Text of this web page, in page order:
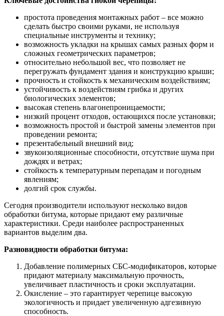
простота проведения монтажных работ – все можно
сделать быстро своими руками, не используя
специальные инструменты и технику;
возможность укладки на крышах самых разных форм и
сложных геометрических параметров;
относительно небольшой вес, что позволяет не
перегружать фундамент здания и конструкцию крыши;
прочность и стойкость к механическим воздействиям;
устойчивость к воздействиям грибка и других
биологических элементов;
высокая степень влагонепроницаемости;
низкий процент отходов, остающихся после установки;
возможность простой и быстрой замены элементов при
проведении ремонта;
презентабельный внешний вид;
звукоизоляционные способности, отсутствие шума при
дождях и ветрах;
стойкость к температурным перепадам и погодным
явлениям;
долгий срок службы.
Сегодня производители используют несколько видов
обработки битума, которые придают ему различные
характеристики. Среди наиболее распространенных
вариантов выделим два.
Разновидности обработки битума:
Добавление полимерных СБС-модификаторов, которые
придают материалу максимальную прочность,
увеличивает пластичность и сроки эксплуатации.
Окисление – это гарантирует черепице высокую
экологичность и придает увеличенную адгезивную
способность.